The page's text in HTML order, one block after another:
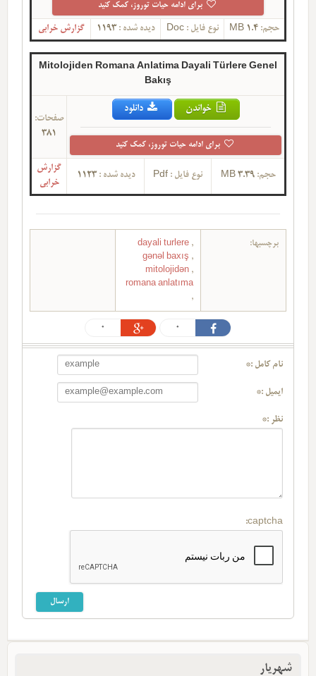
برای ادامه حیات توروز، کمک کنید
حجم: 1.4 MB نوع فایل :Doc دیده شده : 1193 گزارش خرابی
Mitolojiden Romana Anlatima Dayali Türlere Genel
Bakış
خواندن دانلود
برای ادامه حیات توروز، کمک کنید
صفحات:
381
حجم:3.39 MB نوع فایل : Pdf دیده شده :1123
گزارش
خرابی
برچسبها: dayali turlere ,
gənəl baxış ,
mitolojidən ,
romana anlatıma
,
0
0
نام کامل :*
ایمیل :*
نظر :*
captcha:
شهریار